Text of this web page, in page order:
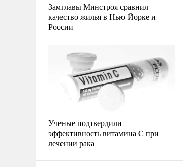
Замглавы Минстроя сравнил
качество жилья в Нью-Йорке и
России
Ученые подтвердили
эффективность витамина C при
лечении рака